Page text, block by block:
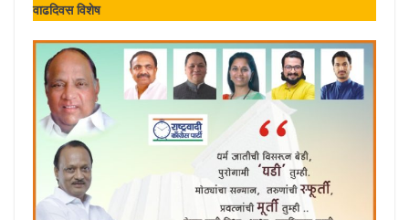
वाढदिवस विशेष